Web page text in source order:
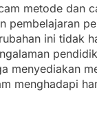
metode dan
pembelajaran
ini tidak
menyediakan
menghadapi